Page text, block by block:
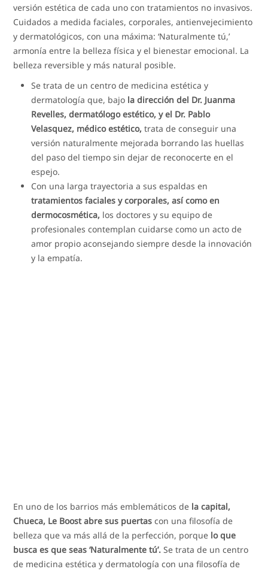
versión estética de cada uno con tratamientos no invasivos.
Cuidados a medida faciales, corporales, antienvejecimiento
y dermatológicos, con una máxima: ‘Naturalmente tú,’
armonía entre la belleza física y el bienestar emocional. La
belleza reversible y más natural posible.
Se trata de un centro de medicina estética y
dermatología que, bajo la dirección del Dr. Juanma
Revelles, dermatólogo estético, y el Dr. Pablo
Velasquez, médico estético, trata de conseguir una
versión naturalmente mejorada borrando las huellas
del paso del tiempo sin dejar de reconocerte en el
espejo.
Con una larga trayectoria a sus espaldas en
tratamientos faciales y corporales, así como en
dermocosmética, los doctores y su equipo de
profesionales contemplan cuidarse como un acto de
amor propio aconsejando siempre desde la innovación
y la empatía.
En uno de los barrios más emblemáticos de la capital,
Chueca, Le Boost abre sus puertas con una filosofía de
belleza que va más allá de la perfección, porque lo que
busca es que seas ‘Naturalmente tú’.Se trata de un centro
de medicina estética y dermatología con una filosofía de